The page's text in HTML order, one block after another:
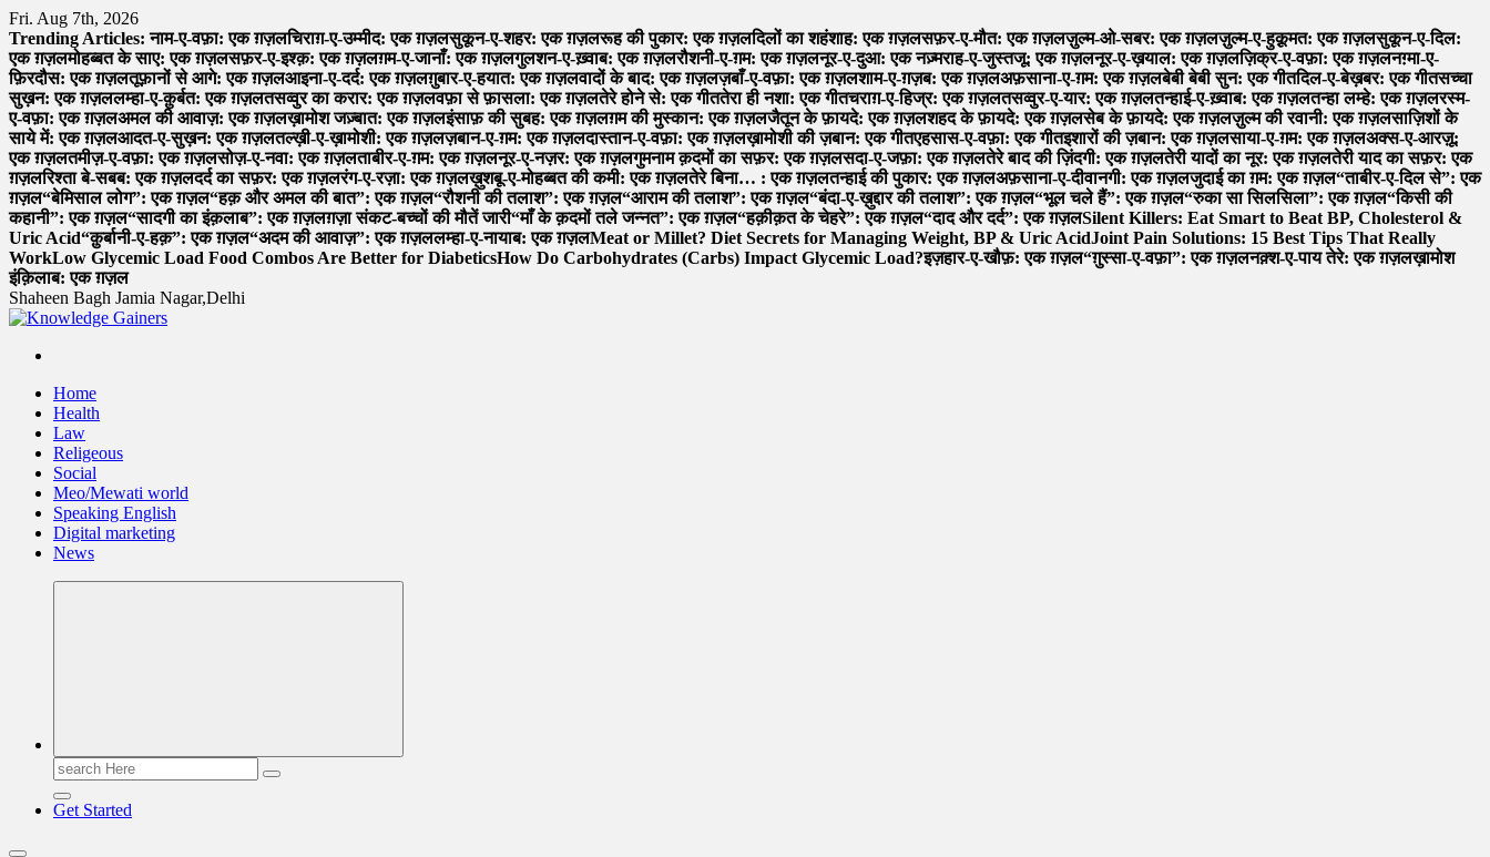
Skip
to
content
Fri. Aug 7th, 2026
Trending Articles: नाम-ए-वफ़ा: एक ग़ज़लचिराग़-ए-उम्मीद: एक ग़ज़लसुकून-ए-शहर: एक ग़ज़लरूह की पुकार: एक ग़ज़लदिलों का शहंशाह: एक ग़ज़लसफ़र-ए-मौत: एक ग़ज़लज़ुल्म-ओ-सबर: एक ग़ज़लज़ुल्म-ए-हुक़ूमत: एक ग़ज़लसुकून-ए-दिल:
एक ग़ज़लमोहब्बत के साए: एक ग़ज़लसफ़र-ए-इश्क़: एक ग़ज़लग़म-ए-जानाँ: एक ग़ज़लगुलशन-ए-ख़्वाब: एक ग़ज़लरौशनी-ए-ग़म: एक ग़ज़लनूर-ए-दुआ: एक नज़्मराह-ए-जुस्तजू: एक ग़ज़लनूर-ए-ख़याल: एक ग़ज़लज़िक्र-ए-वफ़ा: एक ग़ज़लनग़्मा-ए-
फ़िरदौस: एक ग़ज़लतूफ़ानों से आगे: एक ग़ज़लआइना-ए-दर्द: एक ग़ज़लग़ुबार-ए-हयात: एक ग़ज़लवादों के बाद: एक ग़ज़लज़बाँ-ए-वफ़ा: एक ग़ज़लशाम-ए-ग़ज़ब: एक ग़ज़लअफ़साना-ए-ग़म: एक ग़ज़लबेबी बेबी सुन: एक गीतदिल-ए-बेख़बर: एक गीतसच्चा
सुख़न: एक ग़ज़ललम्हा-ए-क़ुर्बत: एक ग़ज़लतसव्वुर का करार: एक ग़ज़लवफ़ा से फ़ासला: एक ग़ज़लतेरे होने से: एक गीततेरा ही नशा: एक गीतचराग़-ए-हिज्र: एक ग़ज़लतसव्वुर-ए-यार: एक ग़ज़लतन्हाई-ए-ख़्वाब: एक ग़ज़लतन्हा लम्हे: एक ग़ज़लरस्म-
ए-वफ़ा: एक ग़ज़लअमल की आवाज़: एक ग़ज़लख़ामोश जज़्बात: एक ग़ज़लइंसाफ़ की सुबह: एक ग़ज़लग़म की मुस्कान: एक ग़ज़लजैतून के फ़ायदे: एक ग़ज़लशहद के फ़ायदे: एक ग़ज़लसेब के फ़ायदे: एक ग़ज़लज़ुल्म की रवानी: एक ग़ज़लसाज़िशों के
साये में: एक ग़ज़लआदत-ए-सुख़न: एक ग़ज़लतल्ख़ी-ए-ख़ामोशी: एक ग़ज़लज़बान-ए-ग़म: एक ग़ज़लदास्तान-ए-वफ़ा: एक ग़ज़लख़ामोशी की ज़बान: एक गीतएहसास-ए-वफ़ा: एक गीतइशारों की ज़बान: एक ग़ज़लसाया-ए-ग़म: एक ग़ज़लअक्स-ए-आरज़ू:
एक ग़ज़लतमीज़-ए-वफ़ा: एक ग़ज़लसोज़-ए-नवा: एक ग़ज़लताबीर-ए-ग़म: एक ग़ज़लनूर-ए-नज़र: एक ग़ज़लगुमनाम क़दमों का सफ़र: एक ग़ज़लसदा-ए-जफ़ा: एक ग़ज़लतेरे बाद की ज़िंदगी: एक ग़ज़लतेरी यादों का नूर: एक ग़ज़लतेरी याद का सफ़र: एक
ग़ज़लरिश्ता बे-सबब: एक ग़ज़लदर्द का सफ़र: एक ग़ज़लरंग-ए-रज़ा: एक ग़ज़लख़ुशबू-ए-मोहब्बत की कमी: एक ग़ज़लतेरे बिना… : एक ग़ज़लतन्हाई की पुकार: एक ग़ज़लअफ़साना-ए-दीवानगी: एक ग़ज़लजुदाई का ग़म: एक ग़ज़ल“ताबीर-ए-दिल से”: एक
ग़ज़ल“बेमिसाल लोग”: एक ग़ज़ल“हक़ और अमल की बात”: एक ग़ज़ल“रौशनी की तलाश”: एक ग़ज़ल“आराम की तलाश”: एक ग़ज़ल“बंदा-ए-ख़ुद्दार की तलाश”: एक ग़ज़ल“भूल चले हैं”: एक ग़ज़ल“रुका सा सिलसिला”: एक ग़ज़ल“किसी की
कहानी”: एक ग़ज़ल“सादगी का इंक़लाब”: एक ग़ज़लग़ज़ा संकट-बच्चों की मौतें जारी“माँ के क़दमों तले जन्नत”: एक ग़ज़ल“हक़ीक़त के चेहरे”: एक ग़ज़ल“दाद और दर्द”: एक ग़ज़लSilent Killers: Eat Smart to Beat BP, Cholesterol &
Uric Acid“क़ुर्बानी-ए-हक़”: एक ग़ज़ल“अदम की आवाज़”: एक ग़ज़ललम्हा-ए-नायाब: एक ग़ज़लMeat or Millet? Diet Secrets for Managing Weight, BP & Uric AcidJoint Pain Solutions: 15 Best Tips That Really
WorkLow Glycemic Load Food Combos Are Better for DiabeticsHow Do Carbohydrates (Carbs) Impact Glycemic Load?इज़हार-ए-खौफ़: एक ग़ज़ल“ग़ुस्सा-ए-वफ़ा”: एक ग़ज़लनक़्श-ए-पाय तेरे: एक ग़ज़लख़ामोश
इंक़िलाब: एक ग़ज़ल
Shaheen Bagh Jamia Nagar,Delhi
Read & Spread
Home
Health
Law
Religeous
Social
Meo/Mewati world
Speaking English
Digital marketing
News
Search
for:
Get Started